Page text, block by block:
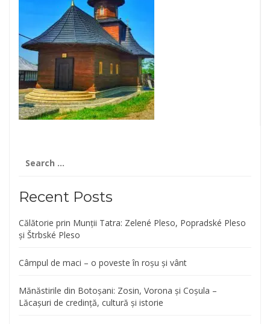
for:
Recent Posts
Călătorie prin Munții Tatra: Zelené Pleso, Popradské Pleso
și Štrbské Pleso
Câmpul de maci – o poveste în roșu și vânt
Mănăstirile din Botoșani: Zosin, Vorona și Coșula –
Lăcașuri de credință, cultură și istorie